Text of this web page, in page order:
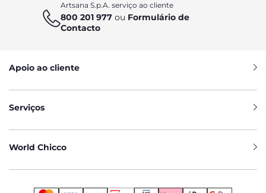
Artsana S.p.A. serviço ao cliente
800 201 977 ou Formulário de
Contacto
Apoio ao cliente
Serviços
World Chicco